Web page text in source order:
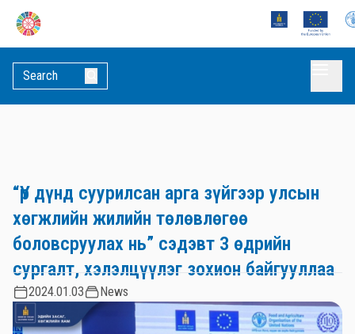
“Үр дүнд суурилсан арга зүйгээр улсын
хөгжлийн жилийн төлөвлөгөө
боловсруулах нь” сэдэвт 3 өдрийн
сургалт, хэлэлцүүлэг зохион байгууллаа
2024.01.03 News